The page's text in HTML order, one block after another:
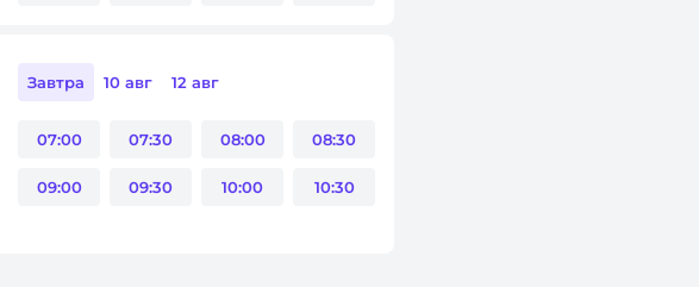
Завтра 10 авг 12 авг
07:00 07:30 08:00 08:30
09:00 09:30 10:00 10:30